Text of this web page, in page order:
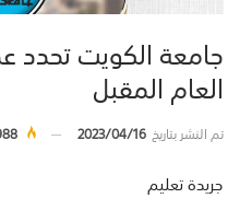
جامعة الكويت تحدد
العام المقبل
تم النشر بتاريخ2023/04/16
جريدة تعليم